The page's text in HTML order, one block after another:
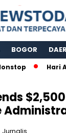
BOGOR
Hari Adat